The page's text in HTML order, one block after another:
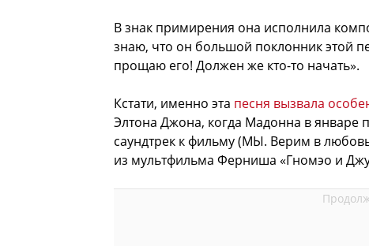
В знак примирения она исполнила
знаю, что он большой поклонник этой
прощаю его! Должен же кто-то начать».
Кстати, именно эта песня вызвала
Элтона Джона, когда Мадонна в январе
саундтрек к фильму (МЫ. Верим в
из мультфильма Ферниша «Гномэо и